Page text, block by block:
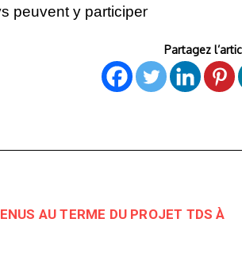
peuvent y participer
Partagez
AU TERME DU PROJET TDS À